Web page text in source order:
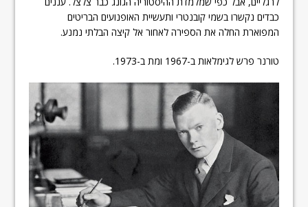
כבדים נקשרו בשמי קובנטרי ותעשיית האופנועים הבריטים
המפוארת החלה את הספירה לאחור אל קיצה הבלתי נמנע.
טורנר פרש לגימלאות ב-1967 ומת ב-1973.